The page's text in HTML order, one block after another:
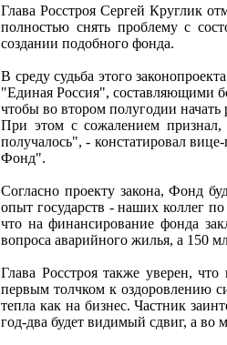
Глава Росстроя Сергей Круглик
полностью снять проблему с
создании подобного фонда.
В среду судьба этого
"Единая Россия", составляющими
чтобы во втором полугодии
При этом с сожалением
получалось", - констатировал
Фонд".
Согласно проекту закона, Фонд
опыт государств - наших коллег
что на финансирование фонда
вопроса аварийного жилья, а 150
Глава Росстроя также уверен,
первым толчком к оздоровлению
тепла как на бизнес. Частник
год-два будет видимый сдвиг, а